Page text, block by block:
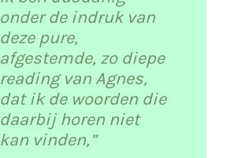
onder de indruk van
deze pure,
afgestemde, zo diepe
reading van Agnes,
dat ik de woorden die
daarbij horen niet
kan vinden,”